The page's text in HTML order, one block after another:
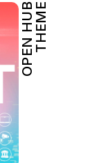
OPEN HUBTHEME